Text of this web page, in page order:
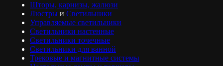
Шторы, карнизы, жалюзи
Люстры и Светильники
Управляемые светильники
Светильники настенные
Светильники точечные
Светильники для ванной
Трековые и магнитные системы